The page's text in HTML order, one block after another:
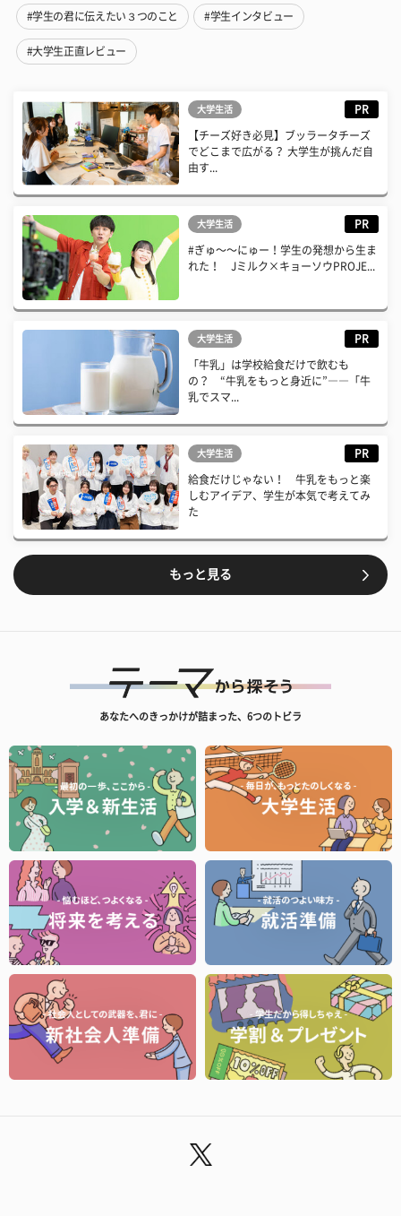
#学生の君に伝えたい３つのこと #学生インタビュー
#大学生正直レビュー
大学生活 PR
【チーズ好き必見】ブッラータチーズ
でどこまで広がる？ 大学生が挑んだ自
由す...
大学生活 PR
#ぎゅ〜〜にゅー！学生の発想から生ま
れた！ Jミルク×キョーソウPROJE...
大学生活 PR
「牛乳」は学校給食だけで飲むも
の？ “牛乳をもっと身近に”――「牛
乳でスマ...
大学生活 PR
給食だけじゃない！ 牛乳をもっと楽
しむアイデア、学生が本気で考えてみ
た
もっと見る
あなたへのきっかけが詰まった、6つのトビラ